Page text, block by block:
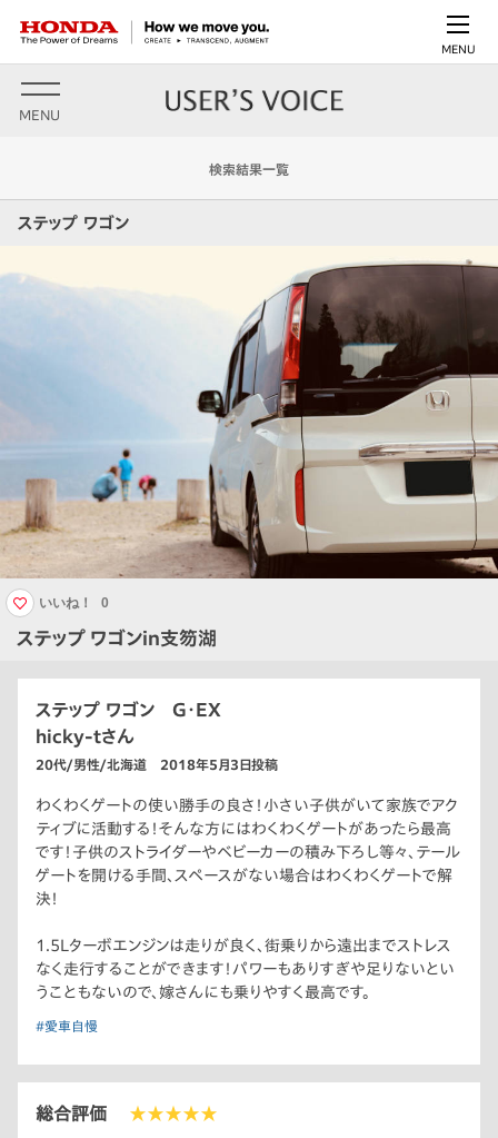
MENU
MENU
検索結果一覧
ステップ ワゴン
ステップ ワゴンin支笏湖
いいね！ 0
ステップ ワゴン G・EX
hicky-tさん
20代/男性/北海道 2018年5月3日投稿
わくわくゲートの使い勝手の良さ！小さい子供がいて家族でアク
ティブに活動する！そんな方にはわくわくゲートがあったら最高
です！子供のストライダーやベビーカーの積み下ろし等々、テール
ゲートを開ける手間、スペースがない場合はわくわくゲートで解
決！
1.5Lターボエンジンは走りが良く、街乗りから遠出までストレス
なく走行することができます！パワーもありすぎや足りないとい
うこともないので、嫁さんにも乗りやすく最高です。
#愛車自慢
総合評価 ★★★★★